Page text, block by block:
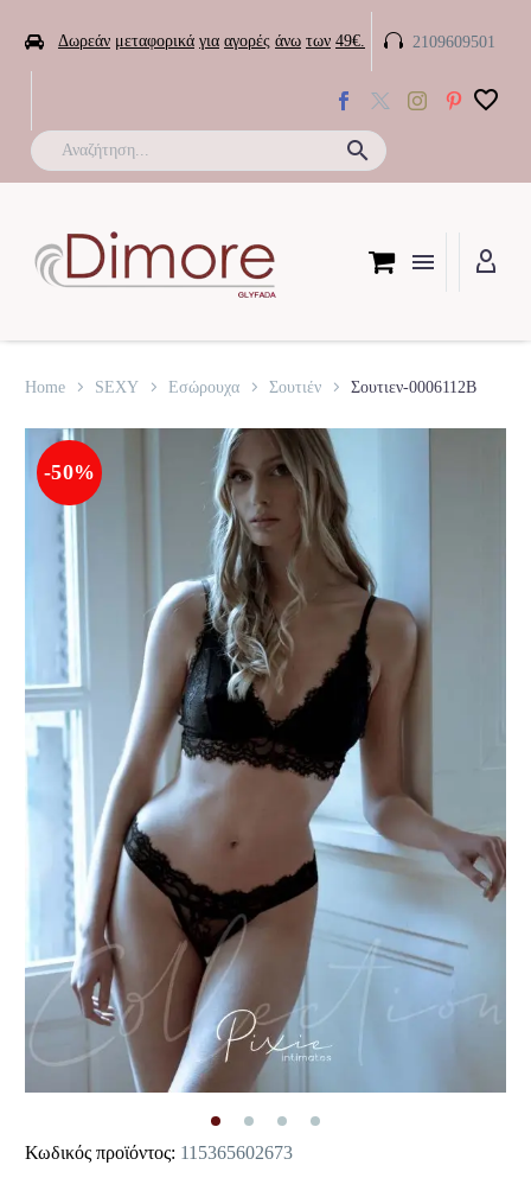
 Δωρεάν μεταφορικά για αγορές άνω των 49€. 
 2109609501
Home SEXY Εσώρουχα Σουτιέν Σουτιεν-0006112B
-50%
Κωδικός προϊόντος: 115365602673